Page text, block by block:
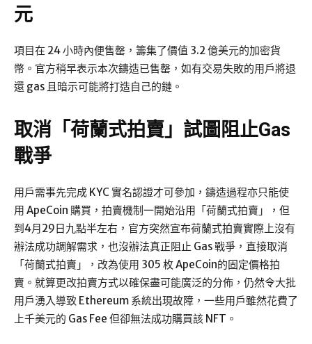
元
項目在 24 小時內便售罄，籌集了價值 3.2 億美元的加密貨
幣。官方稍早表示本次鑄造已售罄，如有交易失敗的用戶將退
還 gas 且暗示可能將打造自己的鏈。
取消「荷蘭式拍賣」試圖阻止Gas
戰爭
用戶需事先完成 KYC 實名認證才可參加，鑄造過程亦只能使
用 ApeCoin 購買，拍賣機制一開始沿用「荷蘭式拍賣」，但
到4月29日九點半左右，官方突然宣布荷蘭式拍賣實際上沒有
辦法成功調解需求，也沒辦法真正阻止 Gas 戰爭，直接取消
「荷蘭式拍賣」，改為使用 305 枚 ApeCoin的固定價格拍
賣。就算更改拍賣方式以確保盡可能廣泛的分佈，仍然令大批
用戶湧入導致 Ethereum 系統出現故障，一些用戶雖然花費了
上千美元的 Gas Fee 但卻無法成功購買該 NFT。